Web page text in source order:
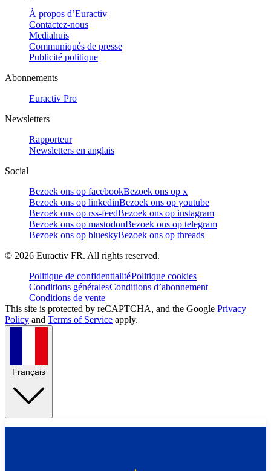
À propos d’Euractiv
Contactez-nous
Mediahuis
Communiqués de presse
Publicité politique
Abonnements
Euractiv Pro
Newsletters
Rapporteur
Newsletters en anglais
Social
Bezoek ons op facebookBezoek ons op x
Bezoek ons op linkedinBezoek ons op youtube
Bezoek ons op rss-feedBezoek ons op instagram
Bezoek ons op mastodonBezoek ons op telegram
Bezoek ons op blueskyBezoek ons op threads
© 2026 Euractiv FR. All rights reserved.
Politique de confidentialitéPolitique cookies
Conditions généralesConditions d’abonnement
Conditions de vente
This site is protected by reCAPTCHA, and the Google Privacy
Policy and Terms of Service apply.
Français